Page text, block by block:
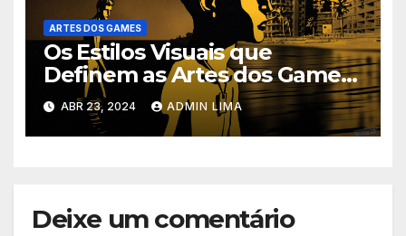
ARTES DOS GAMES
Os Estilos Visuais que
Definem as Artes dos Games
– Explore Cada Um!
ABR 23, 2024 ADMIN LIMA
Deixe um comentário